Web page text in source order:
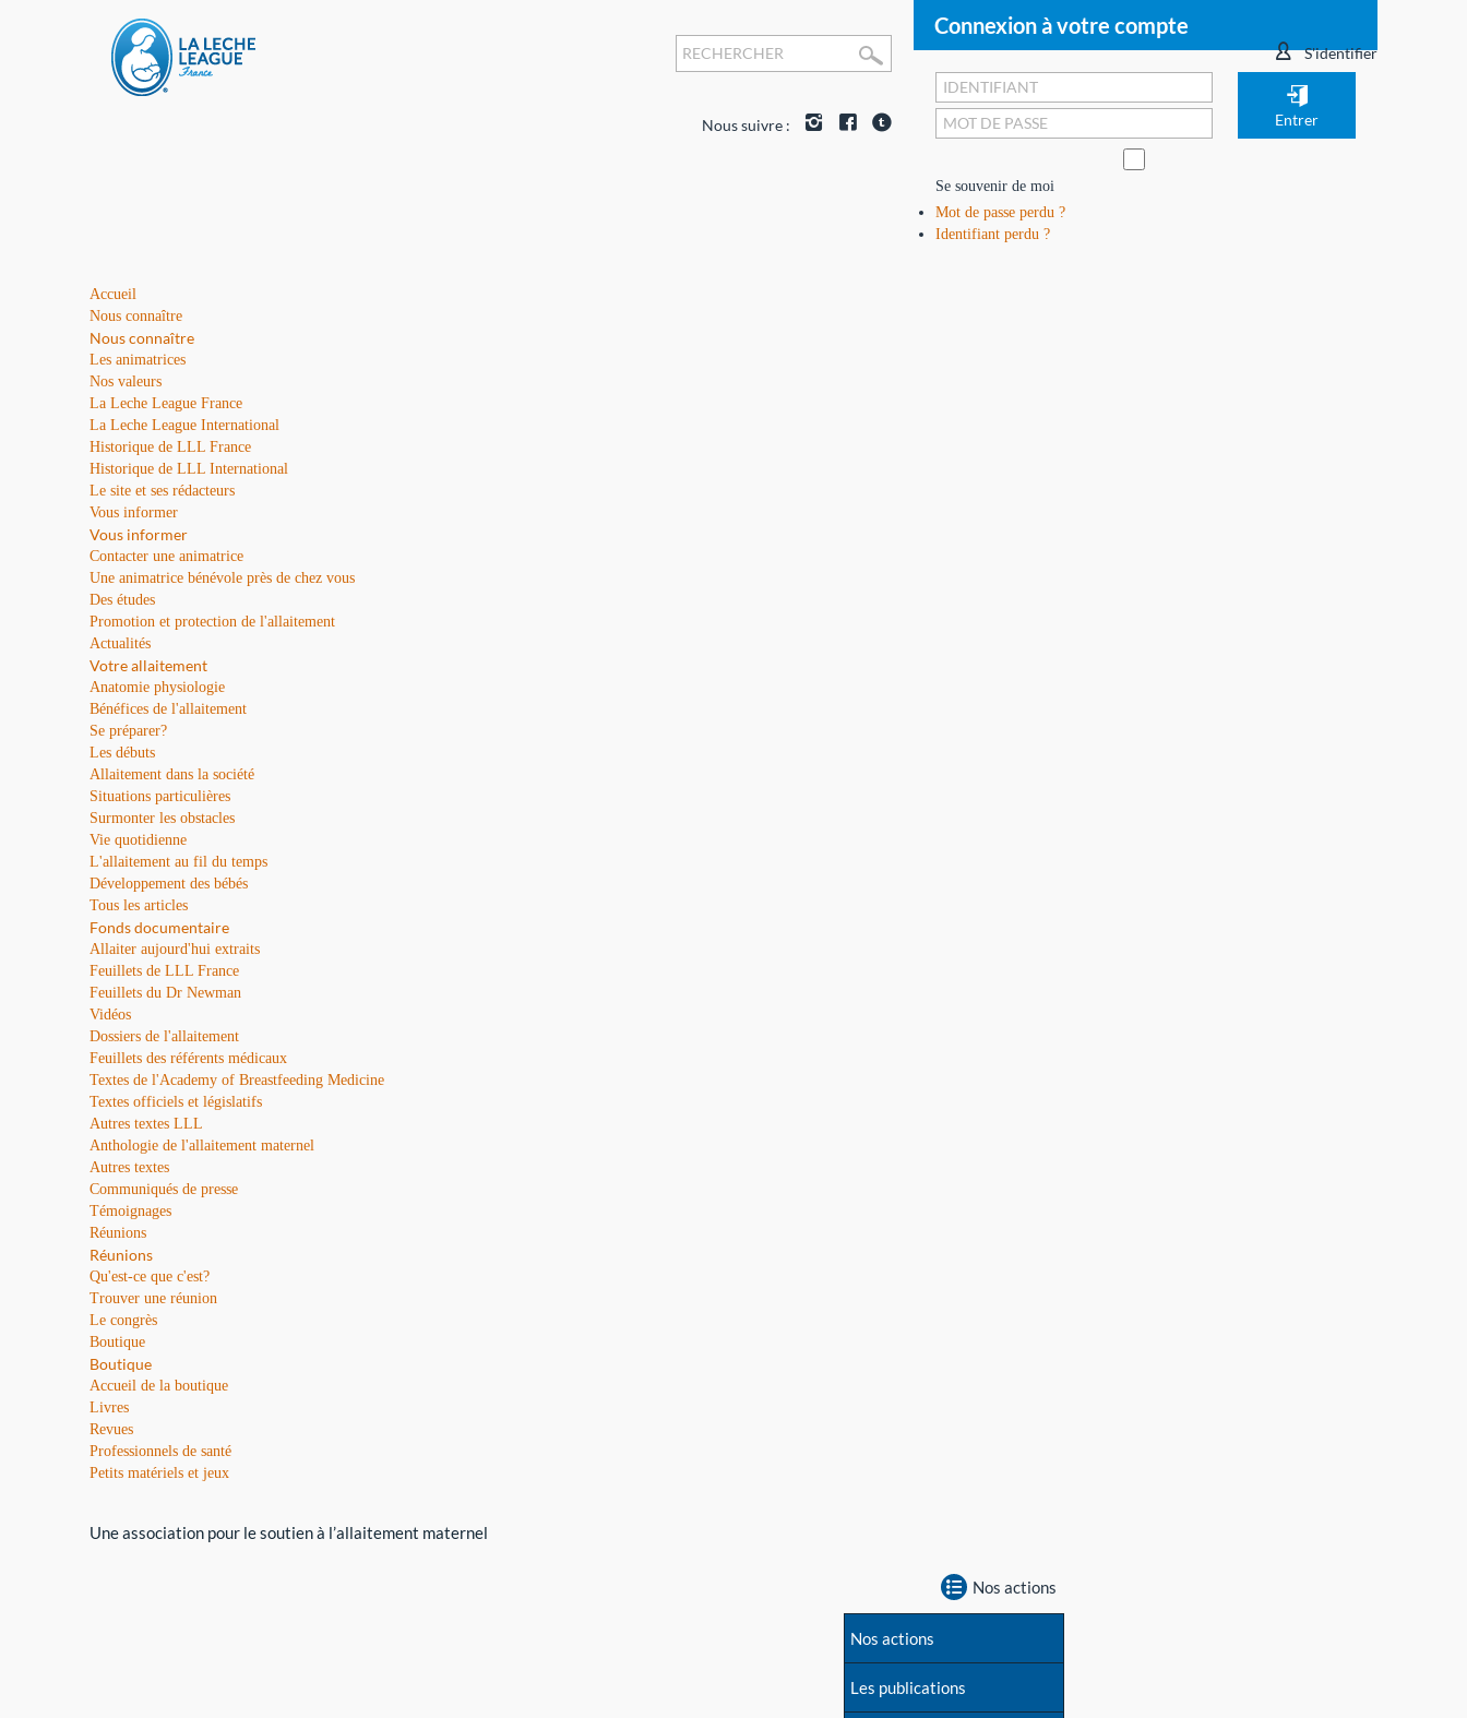
S'identifier
Connexion à votre compte
Se souvenir de moi
Mot de passe perdu ?
Identifiant perdu ?
Nous suivre :
Accueil
Nous connaître
Nous connaître
Les animatrices
Nos valeurs
La Leche League France
La Leche League International
Historique de LLL France
Historique de LLL International
Le site et ses rédacteurs
Vous informer
Vous informer
Contacter une animatrice
Une animatrice bénévole près de chez vous
Des études
Promotion et protection de l'allaitement
Actualités
Votre allaitement
Anatomie physiologie
Bénéfices de l'allaitement
Se préparer?
Les débuts
Allaitement dans la société
Situations particulières
Surmonter les obstacles
Vie quotidienne
L'allaitement au fil du temps
Développement des bébés
Tous les articles
Fonds documentaire
Allaiter aujourd'hui extraits
Feuillets de LLL France
Feuillets du Dr Newman
Vidéos
Dossiers de l'allaitement
Feuillets des référents médicaux
Textes de l'Academy of Breastfeeding Medicine
Textes officiels et législatifs
Autres textes LLL
Anthologie de l'allaitement maternel
Autres textes
Communiqués de presse
Témoignages
Réunions
Réunions
Qu'est-ce que c'est?
Trouver une réunion
Le congrès
Boutique
Boutique
Accueil de la boutique
Livres
Revues
Professionnels de santé
Petits matériels et jeux
Une association pour le soutien à l’allaitement maternel
Nos actions
Nos actions
Les publications